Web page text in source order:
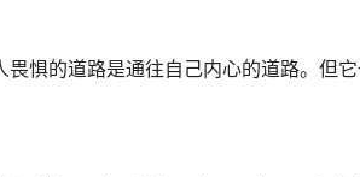
惧的道路是通往自己内心的道路。但它